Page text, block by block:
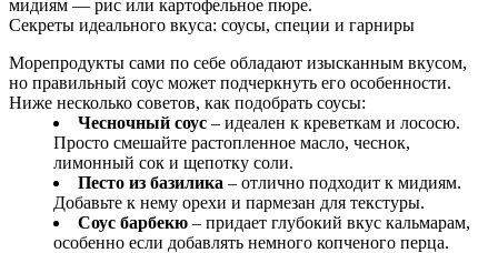
мидиям — рис или картофельное пюре.
Секреты идеального вкуса: соусы, специи и гарниры
Морепродукты сами по себе обладают изысканным вкусом,
но правильный соус может подчеркнуть его особенности.
Ниже несколько советов, как подобрать соусы:
Чесночный соус – идеален к креветкам и лососю.
Просто смешайте растопленное масло, чеснок,
лимонный сок и щепотку соли.
Песто из базилика – отлично подходит к мидиям.
Добавьте к нему орехи и пармезан для текстуры.
Соус барбекю – придает глубокий вкус кальмарам,
особенно если добавлять немного копченого перца.